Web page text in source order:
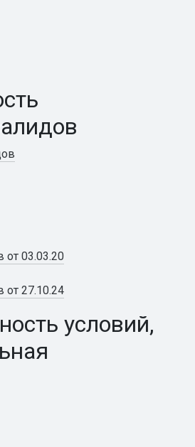
от 03.03.20
от 27.10.24
условий,